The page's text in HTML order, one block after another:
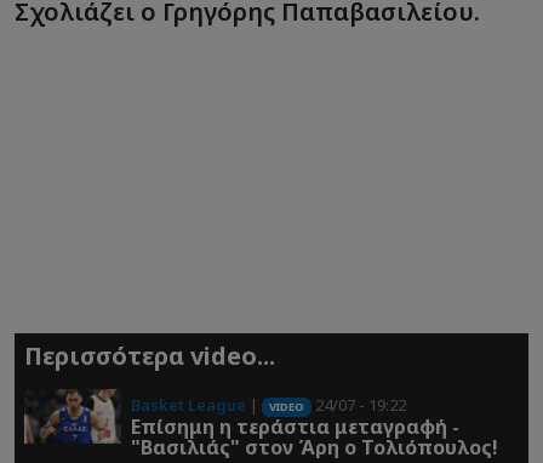
Σχολιάζει ο Γρηγόρης Παπαβασιλείου.
Περισσότερα video...
Basket League | VIDEO 24/07 - 19:22
Επίσημη η τεράστια μεταγραφή -
"Βασιλιάς" στον Άρη ο Τολιόπουλος!